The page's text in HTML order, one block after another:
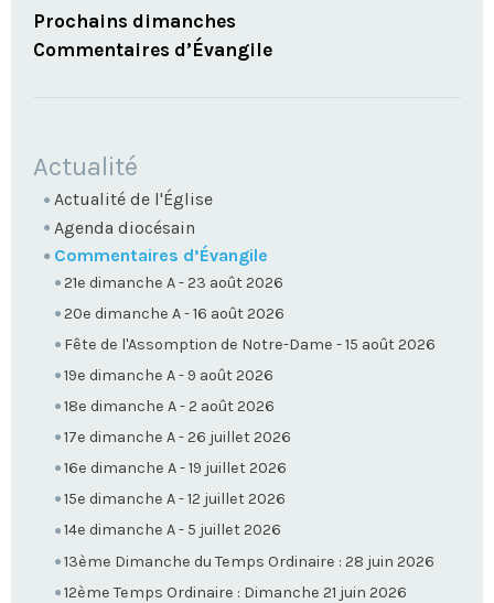
Prochains dimanches
Commentaires d’Évangile
NAVIGATION
Actualité
Actualité de l'Église
Agenda diocésain
Commentaires d’Évangile
21e dimanche A - 23 août 2026
20e dimanche A - 16 août 2026
Fête de l'Assomption de Notre-Dame - 15 août 2026
19e dimanche A - 9 août 2026
18e dimanche A - 2 août 2026
17e dimanche A - 26 juillet 2026
16e dimanche A - 19 juillet 2026
15e dimanche A - 12 juillet 2026
14e dimanche A - 5 juillet 2026
13ème Dimanche du Temps Ordinaire : 28 juin 2026
12ème Temps Ordinaire : Dimanche 21 juin 2026